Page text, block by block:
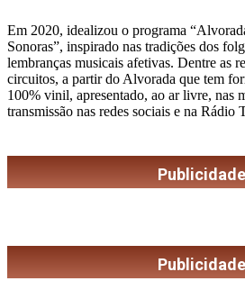
Em 2020, idealizou o programa
Sonoras”, inspirado nas tradições dos
lembranças musicais afetivas. Dentre as
circuitos, a partir do Alvorada que tem
100% vinil, apresentado, ao ar livre, nas
transmissão nas redes sociais e na Rádio
Publicidade
Publicidade